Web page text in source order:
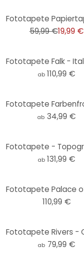
59,99 €19,99 €
ab 110,99 €
ab 34,99 €
ab 131,99 €
110,99 €
ab 79,99 €